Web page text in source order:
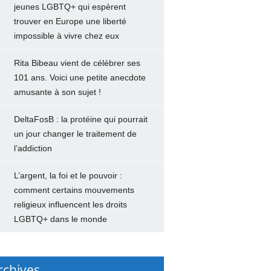
jeunes LGBTQ+ qui espèrent
trouver en Europe une liberté
impossible à vivre chez eux
Rita Bibeau vient de célébrer ses
101 ans. Voici une petite anecdote
amusante à son sujet !
DeltaFosB : la protéine qui pourrait
un jour changer le traitement de
l’addiction
L’argent, la foi et le pouvoir :
comment certains mouvements
religieux influencent les droits
LGBTQ+ dans le monde